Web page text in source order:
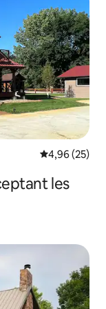
Évaluation
4,96 (25)
les